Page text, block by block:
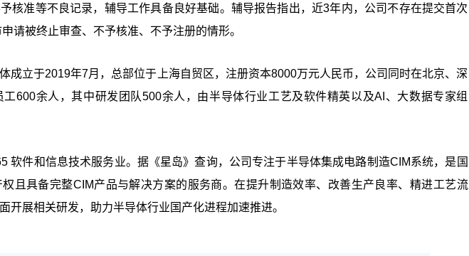
核准等不良记录，辅导工作具备良好基础。辅导报告指出，近3年内，公司不存在提交首次
请被终止审查、不予核准、不予注册的情形。
成立于2019年7月，总部位于上海自贸区，注册资本8000万元人民币，公司同时在北京、深
600余人，其中研发团队500余人，由半导体行业工艺及软件精英以及AI、大数据专家组
软件和信息技术服务业。据《星岛》查询，公司专注于半导体集成电路制造CIM系统，是国
且具备完整CIM产品与解决方案的服务商。在提升制造效率、改善生产良率、精进工艺流
开展相关研发，助力半导体行业国产化进程加速推进。